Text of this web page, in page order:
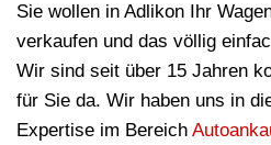
Sie wollen in Adlikon Ihr
verkaufen und das völlig
Wir sind seit über 15 Jahren
für Sie da. Wir haben uns in
Expertise im Bereich